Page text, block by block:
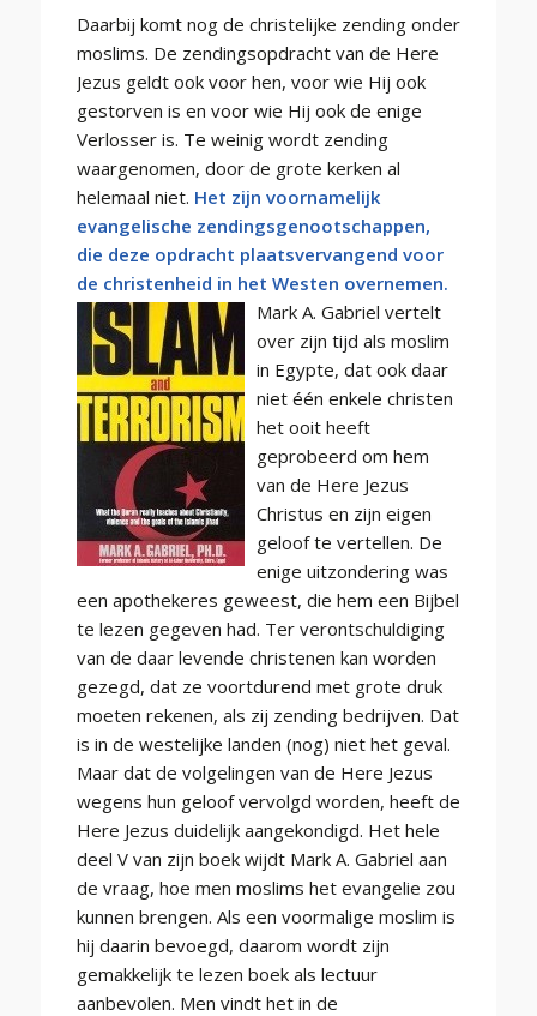
Daarbij komt nog de christelijke zending onder
moslims. De zendingsopdracht van de Here
Jezus geldt ook voor hen, voor wie Hij ook
gestorven is en voor wie Hij ook de enige
Verlosser is. Te weinig wordt zending
waargenomen, door de grote kerken al
helemaal niet. Het zijn voornamelijk
evangelische zendingsgenootschappen,
die deze opdracht plaatsvervangend voor
de christenheid in het Westen overnemen.
Mark A. Gabriel vertelt
over zijn tijd als moslim
in Egypte, dat ook daar
niet één enkele christen
het ooit heeft
geprobeerd om hem
van de Here Jezus
Christus en zijn eigen
geloof te vertellen. De
enige uitzondering was
een apothekeres geweest, die hem een Bijbel
te lezen gegeven had. Ter verontschuldiging
van de daar levende christenen kan worden
gezegd, dat ze voortdurend met grote druk
moeten rekenen, als zij zending bedrijven. Dat
is in de westelijke landen (nog) niet het geval.
Maar dat de volgelingen van de Here Jezus
wegens hun geloof vervolgd worden, heeft de
Here Jezus duidelijk aangekondigd. Het hele
deel V van zijn boek wijdt Mark A. Gabriel aan
de vraag, hoe men moslims het evangelie zou
kunnen brengen. Als een voormalige moslim is
hij daarin bevoegd, daarom wordt zijn
gemakkelijk te lezen boek als lectuur
aanbevolen. Men vindt het in de